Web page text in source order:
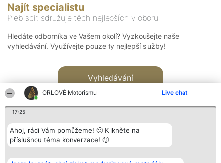
ORLOVÉ Motorismu Live chat
17:25
Ahoj, rádi Vám pomůžeme! 🙂 Klikněte na
příslušnou téma konverzace! 🙂
Najít specialistu
Plebiscit sdružuje těch nejlepších v oboru
Hledáte odborníka ve Vašem okolí? Vyzkoušejte naše
vyhledávání. Využívejte pouze ty nejlepší služby!
Vyhledávání
Bright Side Solutions sp. z o.
Vítězové
Kontakt